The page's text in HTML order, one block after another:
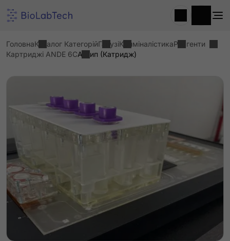
ГоловнаКаталог КатегорійГалузіКриміналістикаРеагенти
Картриджі ANDE 6CA Чип (катридж)